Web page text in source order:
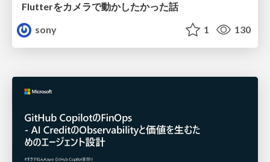
Flutterをカメラで動かしたかった話
sony
1 130